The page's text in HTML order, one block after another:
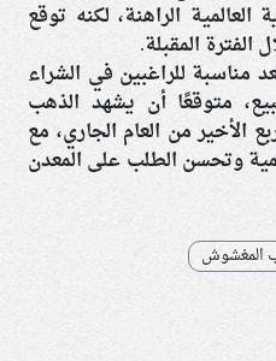
الراهنة، لكنه توقع
الفترة المقبلة.
مناسبة للراغبين في الشراء
متوقعًا أن يشهد الذهب
من العام الجاري، مع
وتحسن الطلب على المعدن
المغشوش